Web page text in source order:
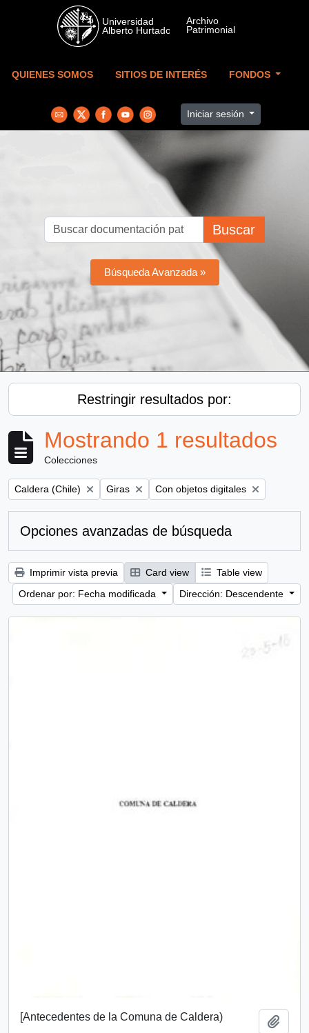
Skip to main content
QUIENES SOMOS SITIOS DE INTERÉS FONDOS
Iniciar sesión
Buscar
Búsqueda Avanzada »
Restringir resultados por:
Mostrando 1 resultados
Colecciones
Remove filter:
Caldera (Chile) Remove filter:
Giras Remove filter:
Con objetos digitales
Opciones avanzadas de búsqueda
Imprimir vista previa Card view
Table view
Ordenar por: Fecha modificada
Dirección: Descendente
[Antecedentes de la Comuna de Caldera)